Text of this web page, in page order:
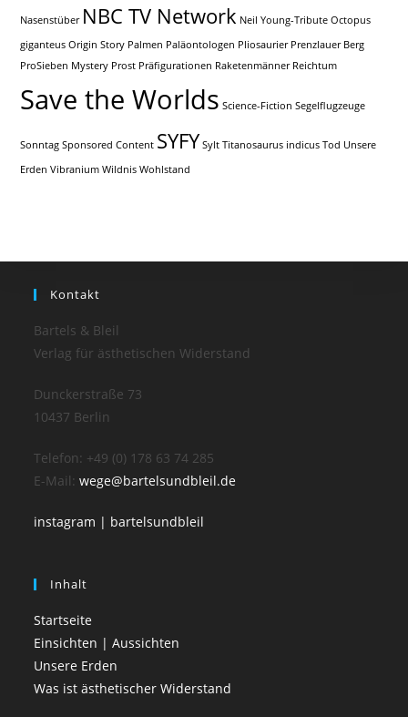
Nasenstüber NBC TV Network Neil Young-Tribute Octopus
giganteus Origin Story Palmen Paläontologen Pliosaurier Prenzlauer Berg
ProSieben Mystery Prost Präfigurationen Raketenmänner Reichtum
Save the Worlds Science-Fiction Segelflugzeuge
Sonntag Sponsored Content SYFY Sylt Titanosaurus indicus Tod Unsere
Erden Vibranium Wildnis Wohlstand
Kontakt
Bartels & Bleil
Verlag für ästhetischen Widerstand
Dunckerstraße 73
10437 Berlin
Telefon: +49 (0) 178 63 74 285
E-Mail:wege@bartelsundbleil.de
instagram | bartelsundbleil
Inhalt
Startseite
Einsichten | Aussichten
Unsere Erden
Was ist ästhetischer Widerstand